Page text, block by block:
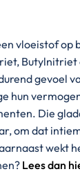
vloeistof
gevoel
hun
Die
om dat
wekt
Lees dan